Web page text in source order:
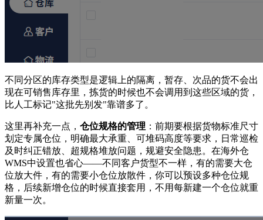
不同分区的库存类型是逻辑上的隔离，暂存、次品的货不会出
现在可销售库存里，拣货的时候也不会调用到这些区域的货，
比人工标记"这批先别发"靠谱多了。
这里再补充一点， 仓位规格的管理 ：前期要根据货物标准尺寸
划定专属仓位，明确最大承重、可堆码高度等要求，日常巡检
及时纠正错放、超规格堆放问题，规避安全隐患。在海外仓
WMS中设置也省心——不同客户货型不一样，有的需要大仓
位放大件，有的需要小仓位放散件，你可以预设多种仓位规
格，后续新增仓位的时候直接套用，不用每新建一个仓位就重
新量一次。